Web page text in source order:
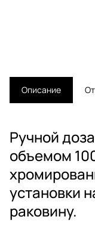
Описание
Ручной
объемом
установки
раковину.